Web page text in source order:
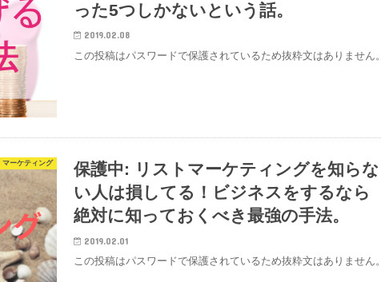
った5つしかないという話。
2019.02.08
この投稿はパスワードで保護されているため抜粋文はありません。
マーケティング
保護中: リストマーケティングを知らな
い人は損してる！ビジネスをするなら
絶対に知っておくべき最強の手法。
2019.02.01
この投稿はパスワードで保護されているため抜粋文はありません。